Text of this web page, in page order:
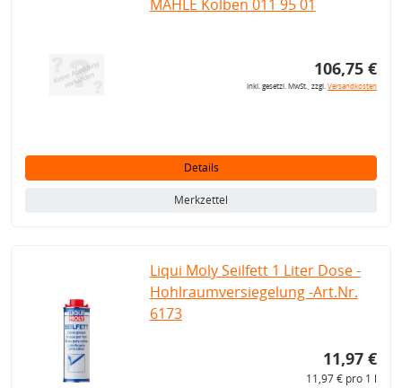
MAHLE Kolben 011 95 01
106,75 €
inkl. gesetzl. MwSt., zzgl.Versandkosten
Details
Merkzettel
Liqui Moly Seilfett 1 Liter Dose -
Hohlraumversiegelung -Art.Nr.
6173
11,97 €
11,97 € pro 1 l